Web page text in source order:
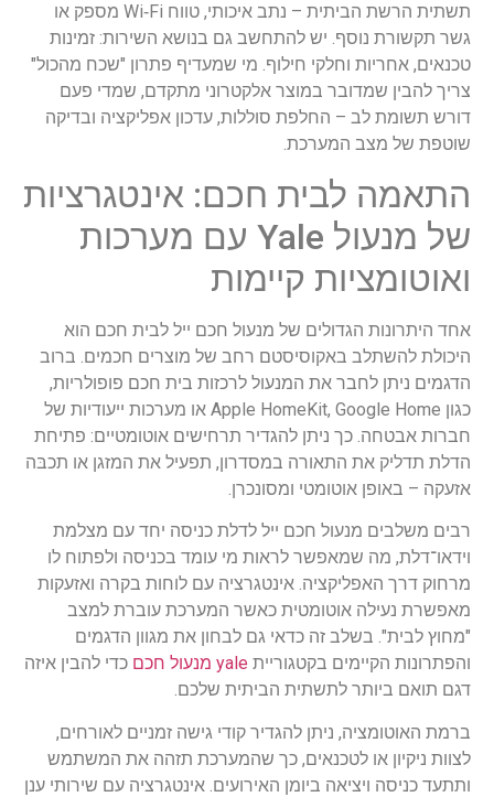
תשתית הרשת הביתית – נתב איכותי, טווח Wi‑Fi מספק או
גשר תקשורת נוסף. יש להתחשב גם בנושא השירות: זמינות
טכנאים, אחריות וחלקי חילוף. מי שמעדיף פתרון "שכח מהכול"
צריך להבין שמדובר במוצר אלקטרוני מתקדם, שמדי פעם
דורש תשומת לב – החלפת סוללות, עדכון אפליקציה ובדיקה
שוטפת של מצב המערכת.
התאמה לבית חכם: אינטגרציות
של מנעול Yale עם מערכות
ואוטומציות קיימות
אחד היתרונות הגדולים של מנעול חכם ייל לבית חכם הוא
היכולת להשתלב באקוסיסטם רחב של מוצרים חכמים. ברוב
הדגמים ניתן לחבר את המנעול לרכזות בית חכם פופולריות,
כגון Apple HomeKit, Google Home או מערכות ייעודיות של
חברות אבטחה. כך ניתן להגדיר תרחישים אוטומטיים: פתיחת
הדלת תדליק את התאורה במסדרון, תפעיל את המזגן או תכבּה
אזעקה – באופן אוטומטי ומסונכרן.
רבים משלבים מנעול חכם ייל לדלת כניסה יחד עם מצלמת
וידאו־דלת, מה שמאפשר לראות מי עומד בכניסה ולפתוח לו
מרחוק דרך האפליקציה. אינטגרציה עם לוחות בקרה ואזעקות
מאפשרת נעילה אוטומטית כאשר המערכת עוברת למצב
"מחוץ לבית". בשלב זה כדאי גם לבחון את מגוון הדגמים
והפתרונות הקיימים בקטגוריית yale מנעול חכם
כדי להבין איזה
דגם תואם ביותר לתשתית הביתית שלכם.
ברמת האוטומציה, ניתן להגדיר קודי גישה זמניים לאורחים,
לצוות ניקיון או לטכנאים, כך שהמערכת תזהה את המשתמש
ותתעד כניסה ויציאה ביומן האירועים. אינטגרציה עם שירותי ענן